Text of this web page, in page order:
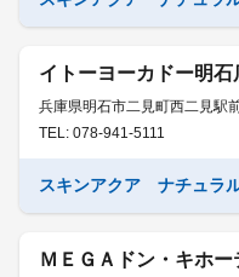
イトーヨーカドー明石
兵庫県明石市二見町西二見駅
TEL: 078-941-5111
スキンアクア ナチュラ
ＭＥＧＡドン・キホ